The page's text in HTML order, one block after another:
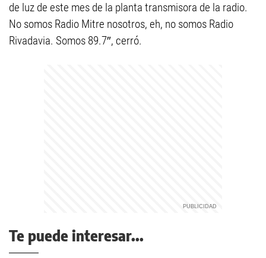
de luz de este mes de la planta transmisora de la radio.
No somos Radio Mitre nosotros, eh, no somos Radio
Rivadavia. Somos 89.7″, cerró.
Te puede interesar...